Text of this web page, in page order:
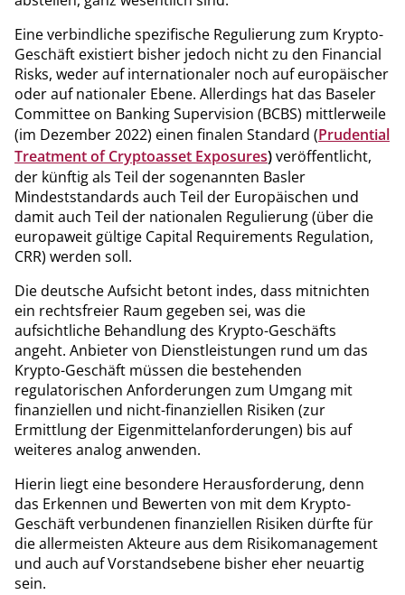
Eine verbindliche spezifische Regulierung zum Krypto-
Geschäft existiert bisher jedoch nicht zu den Financial
Risks, weder auf internationaler noch auf europäischer
oder auf nationaler Ebene. Allerdings hat das Baseler
Committee on Banking Supervision (BCBS) mittlerweile
(im Dezember 2022) einen finalen Standard (Prudential
Treatment of Cryptoasset Exposures)veröffentlicht,
der künftig als Teil der sogenannten Basler
Mindeststandards auch Teil der Europäischen und
damit auch Teil der nationalen Regulierung (über die
europaweit gültige Capital Requirements Regulation,
CRR) werden soll.
Die deutsche Aufsicht betont indes, dass mitnichten
ein rechtsfreier Raum gegeben sei, was die
aufsichtliche Behandlung des Krypto-Geschäfts
angeht. Anbieter von Dienstleistungen rund um das
Krypto-Geschäft müssen die bestehenden
regulatorischen Anforderungen zum Umgang mit
finanziellen und nicht-finanziellen Risiken (zur
Ermittlung der Eigenmittelanforderungen) bis auf
weiteres analog anwenden.
Hierin liegt eine besondere Herausforderung, denn
das Erkennen und Bewerten von mit dem Krypto-
Geschäft verbundenen finanziellen Risiken dürfte für
die allermeisten Akteure aus dem Risikomanagement
und auch auf Vorstandsebene bisher eher neuartig
sein.